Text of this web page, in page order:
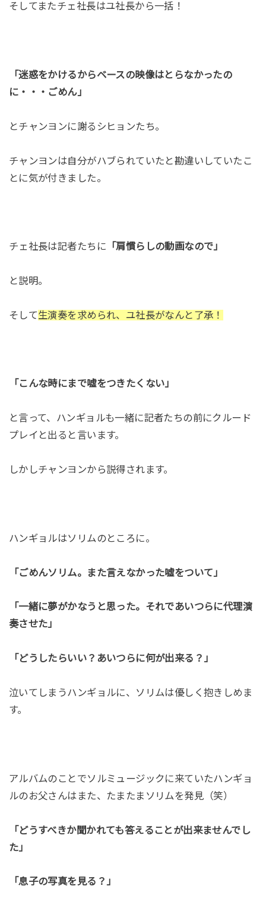
そしてまたチェ社長はユ社長から一括！
「迷惑をかけるからベースの映像はとらなかったの
に・・・ごめん」
とチャンヨンに謝るシヒョンたち。
チャンヨンは自分がハブられていたと勘違いしていたこ
とに気が付きました。
チェ社長は記者たちに 「肩慣らしの動画なので」
と説明。
そして生演奏を求められ、ユ社長がなんと了承！
「こんな時にまで嘘をつきたくない」
と言って、ハンギョルも一緒に記者たちの前にクルード
プレイと出ると言います。
しかしチャンヨンから説得されます。
ハンギョルはソリムのところに。
「ごめんソリム。また言えなかった嘘をついて」
「一緒に夢がかなうと思った。それであいつらに代理演
奏させた」
「どうしたらいい？あいつらに何が出来る？」
泣いてしまうハンギョルに、ソリムは優しく抱きしめま
す。
アルバムのことでソルミュージックに来ていたハンギョ
ルのお父さんはまた、たまたまソリムを発見（笑）
「どうすべきか聞かれても答えることが出来ませんでし
た」
「息子の写真を見る？」